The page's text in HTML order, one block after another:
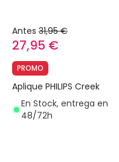
Antes 31,95 €
27,95 €
PROMO
Aplique PHILIPS Creek
En Stock, entrega en
48/72h